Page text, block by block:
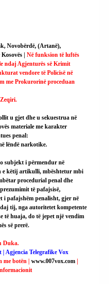
Novobërdë, (Artanë),
| Në funksion të luftës
ndaj Agjenturës së Krimit
vendore të Policisë në
me Prokurorinë proceduan
u gjet dhe u sekuestrua në
materiale me karakter
penal:
lëndë narkotike.
subjekt i përmendur në
e këtij artikulli, mbështetur mbi
procedurial penal dhe
të pafajsisë,
i pafajshëm penalisht, gjer në
tij, nga autoritetet kompetente
të huaja, do të jepet një vendim
së prerë.
Duka.
Agjencia Telegrafike Vox
me botën | www.007vox.com